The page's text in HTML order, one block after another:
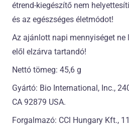
étrend-kiegészítő nem
és az egészséges életmódot!
Az ajánlott napi mennyiséget ne
elől elzárva tartandó!
Nettó tömeg: 45,6 g
Gyártó: Bio International, Inc.,
CA 92879 USA.
Forgalmazó: CCl Hungary Kft.,